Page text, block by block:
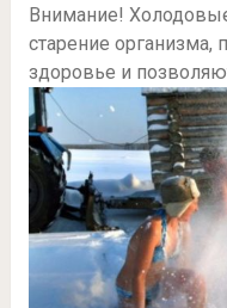
Внимание!
старение организма,
здоровье и